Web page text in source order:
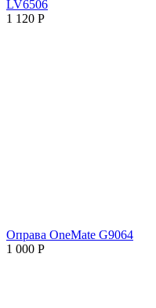
LV6506
1 120 Р
Оправа OneMate G9064
1 000 Р